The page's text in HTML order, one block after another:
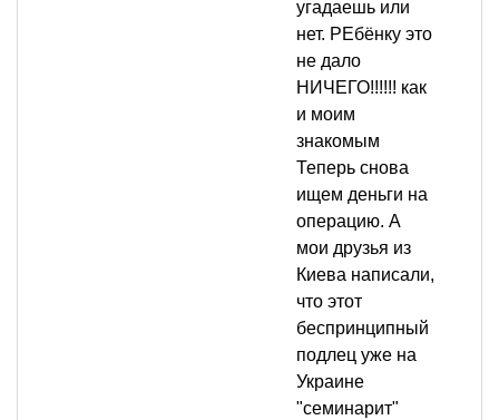
угадаешь или
нет. РЕбёнку это
не дало
НИЧЕГО!!!!!! как
и моим
знакомым
Теперь снова
ищем деньги на
операцию. А
мои друзья из
Киева написали,
что этот
беспринципный
подлец уже на
Украине
"семинарит"